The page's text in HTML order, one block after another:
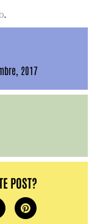
.
2017
POST?